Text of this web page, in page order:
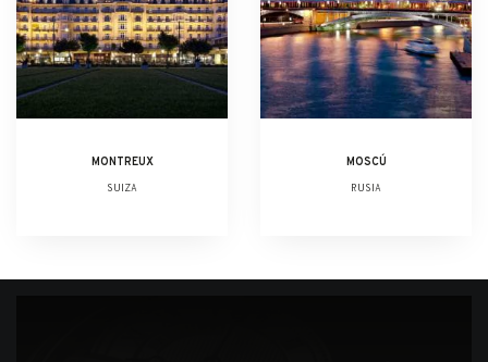
MONTREUX
SUIZA
MOSCÚ
RUSIA